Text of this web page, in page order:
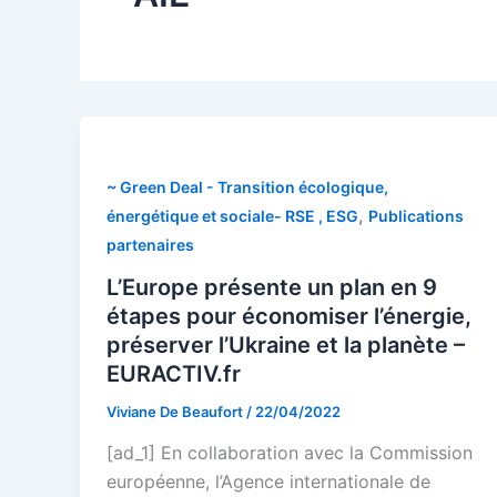
~ Green Deal - Transition écologique,
énergétique et sociale- RSE , ESG, Publications
partenaires
L’Europe présente un plan en 9
étapes pour économiser l’énergie,
préserver l’Ukraine et la planète –
EURACTIV.fr
Viviane De Beaufort / 22/04/2022
[ad_1] En collaboration avec la Commission
européenne, l’Agence internationale de